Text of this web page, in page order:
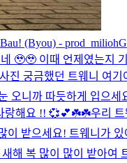
(Byou) - prod_milioh
🥹🥹 이때 언제였는지
진 궁금했던 트웨니 여
오니까 따듯하게 입으세
랑해요 !! 💞💕☘️☘️우리
이 받으세요! 트웨니가
해 복 많이 많이 받아여